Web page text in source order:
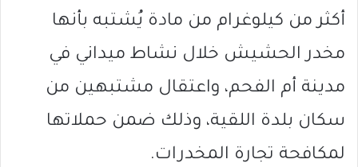
أكثر من كيلوغرام من مادة يُشتبه بأنها
مخدر الحشيش خلال نشاط ميداني في
مدينة أم الفحم، واعتقال مشتبهين من
سكان بلدة اللقية، وذلك ضمن حملاتها
لمكافحة تجارة المخدرات.